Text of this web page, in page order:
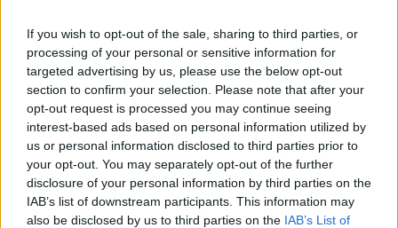
If you wish to opt-out of the sale, sharing to third parties, or
processing of your personal or sensitive information for
targeted advertising by us, please use the below opt-out
section to confirm your selection. Please note that after your
opt-out request is processed you may continue seeing
interest-based ads based on personal information utilized by
us or personal information disclosed to third parties prior to
your opt-out. You may separately opt-out of the further
disclosure of your personal information by third parties on the
IAB’s list of downstream participants. This information may
also be disclosed by us to third parties on the IAB’s List of
περιλαμβάνεται η Θράκη».
ΔΙΑΒΑΣΤΕ ΕΠΙΣΗΣ
Κόσμος|31.05.2025 13:40
Ο πόλεμος ως (πολιτικό) καταφύγιο
του Μπένιαμιν Νετανιάχου